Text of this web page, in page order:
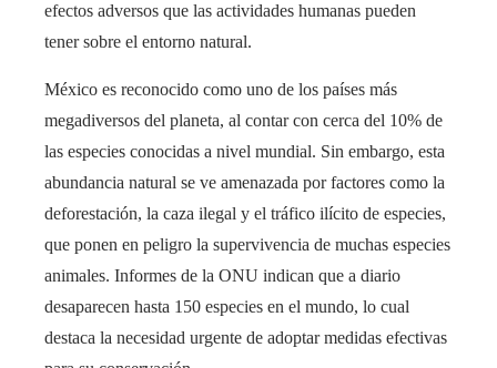
efectos adversos que las actividades humanas pueden
tener sobre el entorno natural.
México es reconocido como uno de los países más
megadiversos del planeta, al contar con cerca del 10% de
las especies conocidas a nivel mundial. Sin embargo, esta
abundancia natural se ve amenazada por factores como la
deforestación, la caza ilegal y el tráfico ilícito de especies,
que ponen en peligro la supervivencia de muchas especies
animales. Informes de la ONU indican que a diario
desaparecen hasta 150 especies en el mundo, lo cual
destaca la necesidad urgente de adoptar medidas efectivas